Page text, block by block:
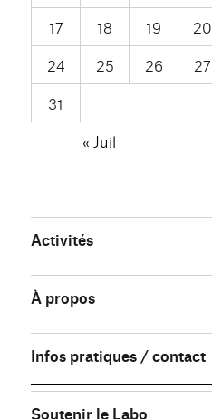
17
18 19 20
24
25 26 27
31
« Juil
Activités
À propos
Infos pratiques / contact
Soutenir le Labo